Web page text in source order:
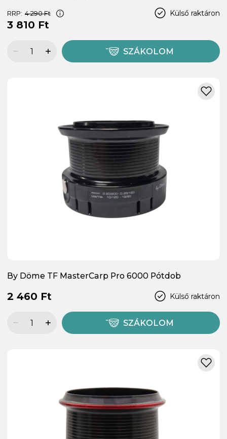
Külső raktáron
RRP: 4 290 Ft
3 810 Ft
SZÁKOLOM
By Döme TF MasterCarp Pro 6000 Pótdob
Külső raktáron
2 460 Ft
SZÁKOLOM